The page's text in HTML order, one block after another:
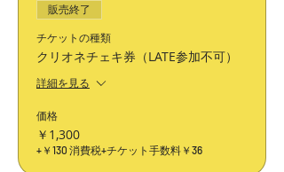
販売終了
チケットの種類
クリオネチェキ券（LATE参加不可）
詳細を見る
価格
￥1,300
+￥130 消費税+チケット手数料￥36